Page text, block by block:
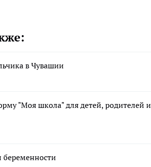
в Чувашии
"Моя школа" для детей, родителей и